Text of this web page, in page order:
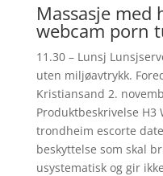
Massasje med
webcam porn
11.30 – Lunsj
uten miljøavtrykk.
Kristiansand 2.
Produktbeskrivelse H3
trondheim escorte
beskyttelse som skal
usystematisk og gir